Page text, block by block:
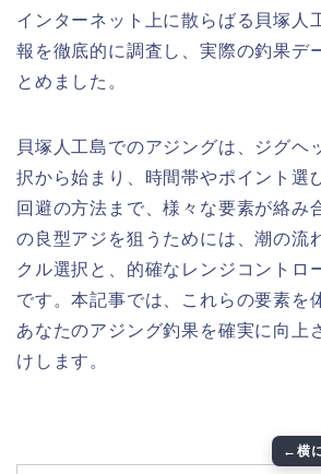
インターネット上に散らばる貝塚人
報を徹底的に調査し、実際の釣果デ
とめました。
貝塚人工島でのアジングは、ジグヘ
択から始まり、時間帯やポイント選
回避の方法まで、様々な要素が絡み
の良型アジを狙うためには、潮の流
クル選択と、的確なレンジコントロ
です。本記事では、これらの要素を
あなたのアジング釣果を確実に向上
けします。